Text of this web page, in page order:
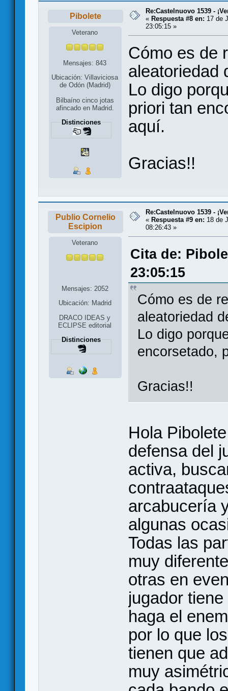
Pibolete
Veterano
Mensajes: 843
Ubicación: Villaviciosa
de Odón (Madrid)
Bilbaíno cinco jotas
afincado en Madrid.
Distinciones
Re:Castelnuovo 1539 -
« Respuesta #8 en: 17 de
23:05:15 »
Cómo es de
aleatoriedad
Lo digo
priori tan
aquí.
Gracias!!
Publio Cornelio
Escipion
Veterano
Mensajes: 2052
Ubicación: Madrid
DRACO IDEAS y
ECLIPSE editorial
Distinciones
Re:Castelnuovo 1539 -
« Respuesta #9 en: 18 de
08:26:43 »
Cita de:
23:05:15
Cómo es de
aleatoriedad
Lo digo
encorsetado,
Gracias!!
Hola
defensa del
activa,
arcabucería
algunas
Todas las
muy
otras en
jugador
haga el
por lo que
tienen que
muy